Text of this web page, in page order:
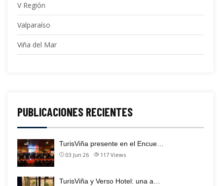
V Región
Valparaíso
Viña del Mar
PUBLICACIONES RECIENTES
TurisViña presente en el Encue…
03 Jun 26 117 Views
TurisViña y Verso Hotel: una a…